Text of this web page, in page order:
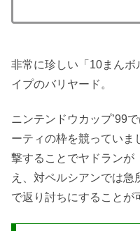
非常に珍しい「10まんボ
イプのバリヤード。
ニンテンドウカップ’99
ーティの枠を競っていま
撃することでヤドランが
え、対ペルシアンでは急
で返り討ちにすることが